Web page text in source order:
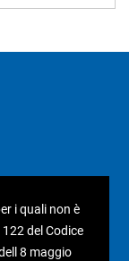
i quali non è
del Codice
8 maggio